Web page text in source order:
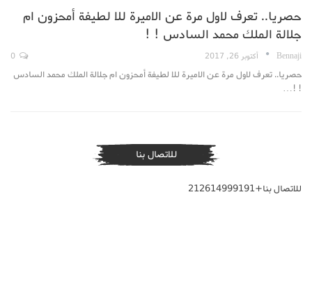
حصريا.. تعرف لاول مرة عن الاميرة للا لطيفة أمحزون ام
جلالة الملك محمد السادس ! !
Bennaji أكتوبر 26, 2017
حصريا.. تعرف لاول مرة عن الاميرة للا لطيفة أمحزون ام جلالة الملك محمد السادس
! !…
للاتصال بنا
للاتصال بنا+212614999191